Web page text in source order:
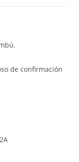
de confirmación